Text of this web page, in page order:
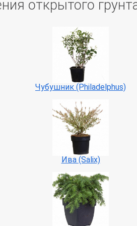
открытого
Чубушник (Philadelphus)
Ива (Salix)